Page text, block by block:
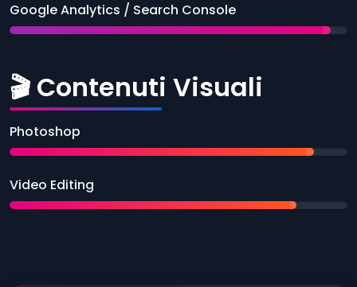
Google Analytics / Search Console
🎬 Contenuti Visuali
Photoshop
Video Editing